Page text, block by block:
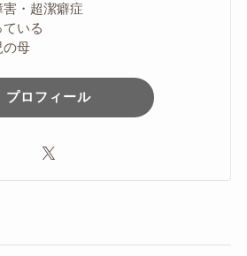
・超潔癖症
いる
の母
プロフィール